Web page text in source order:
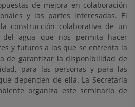
de mejora en colaboración
y las partes interesadas. El
construcción colaborativa de un
del agua que nos permita hacer
y futuros a los que se enfrenta la
de garantizar la disponibilidad de
para las personas y para las
dependen de ella. La Secretaría
organiza este seminario de